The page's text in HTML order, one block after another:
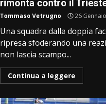
rimonta contro il
Tommaso Vetrugno 26
Una squadra dalla doppia
ripresa sfoderando una
non lascia scampo...
Continua a leggere